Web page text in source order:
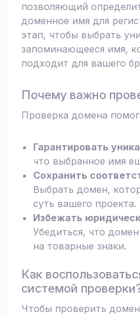
позволяющий
доменное имя для
этап, чтобы выбрать
запоминающееся имя,
подходит для вашего
Почему важно
Проверка домена
Гарантировать
что выбранное имя
Сохранить
Выбрать домен,
суть вашего проекта.
Избежать
Убедиться, что
на товарные знаки.
Как
системой
Чтобы проверить